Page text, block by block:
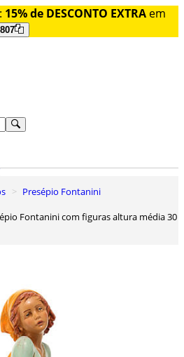
: 15% de DESCONTO EXTRA em
Presépio Fontanini